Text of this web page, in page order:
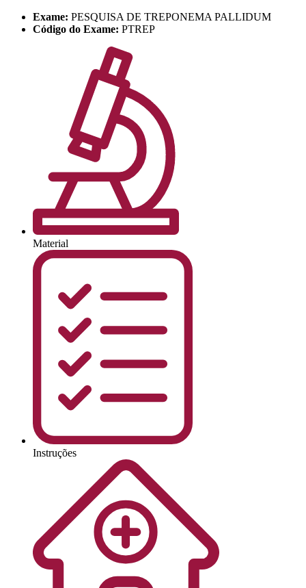
Exame: PESQUISA DE TREPONEMA PALLIDUM
Código do Exame: PTREP
Material
Instruções